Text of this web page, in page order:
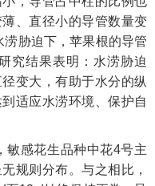
、直径小的导管数量变
涝胁迫下，苹果根的导管
究结果表明：水涝胁迫
变大，有助于水分的纵
适应水涝环境、保护自
敏感花生品种中花4号主
规则分布。与之相比，